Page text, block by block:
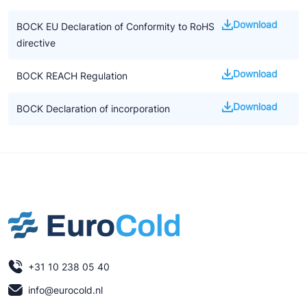
BOCK EU Declaration of Conformity to RoHS
directive
Download
BOCK REACH Regulation Download
BOCK Declaration of incorporation Download
+31 10 238 05 40
info@eurocold.nl